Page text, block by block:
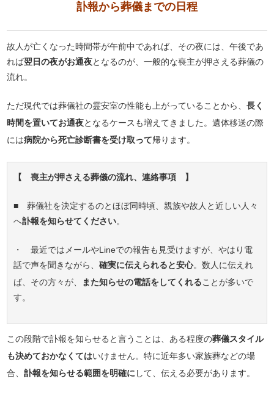
訃報から葬儀までの日程
故人が亡くなった時間帯が午前中であれば、その夜には、午後であ
れば翌日の夜がお通夜となるのが、一般的な喪主が押さえる葬儀の
流れ。
ただ現代では葬儀社の霊安室の性能も上がっていることから、長く
時間を置いてお通夜となるケースも増えてきました。遺体移送の際
には病院から死亡診断書を受け取って帰ります。
【 喪主が押さえる葬儀の流れ、連絡事項 】
■ 葬儀社を決定するのとほぼ同時頃、親族や故人と近しい人々
へ訃報を知らせてください。
・ 最近ではメールやLineでの報告も見受けますが、やはり電
話で声を聞きながら、確実に伝えられると安心。数人に伝えれ
ば、その方々が、
また知らせの電話をしてくれることが多いで
す。
この段階で訃報を知らせると言うことは、ある程度の葬儀スタイル
も決めておかなくてはいけません。特に近年多い家族葬などの場
合、訃報を知らせる範囲を明確にして、伝える必要があります。